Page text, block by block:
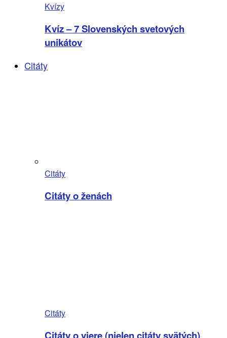
Kvízy
Kvíz – 7 Slovenských svetových
unikátov
Citáty
Citáty
Citáty o ženách
Citáty
Citáty o viere (nielen citáty svätých)